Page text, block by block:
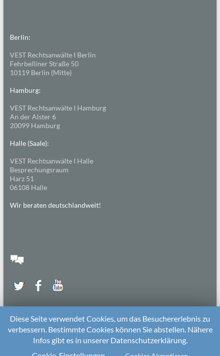
Berlin:
VEST Rechtsanwälte I Berlin
Fehrbelliner Straße 50
10119 Berlin (Mitte)
Hamburg:
VEST Rechtsanwälte I Hamburg
An der Alster 6
20099 Hamburg
Halle (Saale):
VEST Rechtsanwälte I Halle
Besprechungsraum
Harz 51
06108 Halle
Wir beraten deutschlandweit!
2026 beiDie KitarechtlerUnterstützt von:WordPress. Theme: Spacious von
ThemeGrill
Diese Seite verwendet Cookies, um das Besuchererlebnis zu
verbessern. Bestimmte Cookies können Sie abstellen. Nähere
Infos gibt es in unserer Datenschutzerklärung.